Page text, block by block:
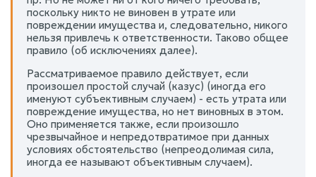
поскольку никто не виновен в утрате или
повреждении имущества и, следовательно, никого
нельзя привлечь к ответственности. Таково общее
правило (об исключениях далее).
Рассматриваемое правило действует, если
произошел простой случай (казус) (иногда его
именуют субъективным случаем) - есть утрата или
повреждение имущества, но нет виновных в этом.
Оно применяется также, если произошло
чрезвычайное и непредотвратимое при данных
условиях обстоятельство (непреодолимая сила,
иногда ее называют объективным случаем).